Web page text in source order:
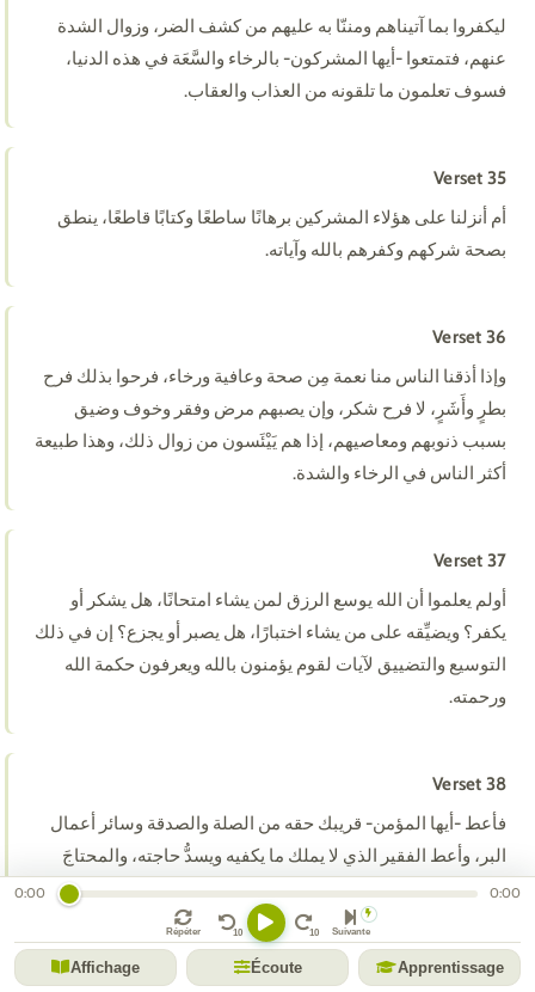
ليكفروا بما آتيناهم ومننّا به عليهم من كشف الضر، وزوال الشدة
عنهم، فتمتعوا -أيها المشركون- بالرخاء والسَّعَة في هذه الدنيا،
فسوف تعلمون ما تلقونه من العذاب والعقاب.
Verset 35
أم أنزلنا على هؤلاء المشركين برهانًا ساطعًا وكتابًا قاطعًا، ينطق
بصحة شركهم وكفرهم بالله وآياته.
Verset 36
وإذا أذقنا الناس منا نعمة مِن صحة وعافية ورخاء، فرحوا بذلك فرح
بطرٍ وأَشَرٍ، لا فرح شكر، وإن يصبهم مرض وفقر وخوف وضيق
بسبب ذنوبهم ومعاصيهم، إذا هم يَيْئَسون من زوال ذلك، وهذا طبيعة
أكثر الناس في الرخاء والشدة.
Verset 37
أولم يعلموا أن الله يوسع الرزق لمن يشاء امتحانًا، هل يشكر أو
يكفر؟ ويضيِّقه على من يشاء اختبارًا، هل يصبر أو يجزع؟ إن في ذلك
التوسيع والتضييق لآيات لقوم يؤمنون بالله ويعرفون حكمة الله
ورحمته.
Verset 38
فأعط -أيها المؤمن- قريبك حقه من الصلة والصدقة وسائر أعمال
البر، وأعط الفقير الذي لا يملك ما يكفيه ويسدُّ حاجته، والمحتاجَ
الذي انقطع به السبيل من الزكاة والصدقة، ذلك الإعطاء خير للذين
يريدون بعملهم وجه الله، والذين يعملون هذه الأعمال وغيرها من
أعمال الخير، أولئك هم الفائزون بثواب الله الناجون مِن عقابه.
0:00 0:00
Suivante
Répéter
Affichage Écoute Apprentissage